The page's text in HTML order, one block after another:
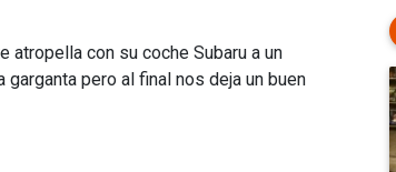
atropella con su coche Subaru a un
pero al final nos deja un buen